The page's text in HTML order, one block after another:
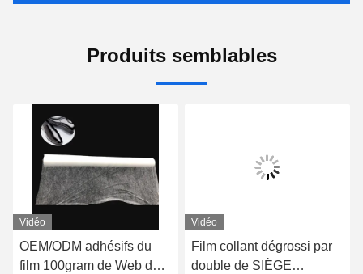
Produits semblables
Vidéo
OEM/ODM adhésifs du
film 100gram de Web de
Vidéo
Film collant dégrossi par
double de SIÈGE